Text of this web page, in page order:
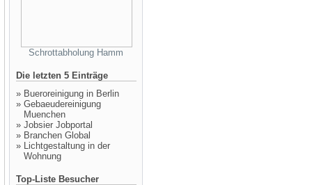
Schrottabholung Hamm
Die letzten 5 Einträge
» Bueroreinigung in Berlin
» Gebaeudereinigung
Muenchen
» Jobsier Jobportal
» Branchen Global
» Lichtgestaltung in der
Wohnung
Top-Liste Besucher